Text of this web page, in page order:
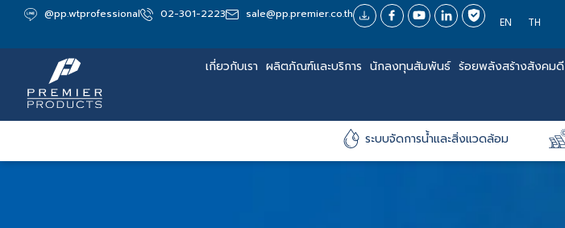
@pp.wtprofessional 02-301-2223 sale@pp.premier.co.th
EN TH
เกี่ยวกับเรา ผลิตภัณฑ์และบริการ นักลงทุนสัมพันธ์ ร้อยพลังสร้างสังคมดี
ระบบจัดการน้ำและสิ่งแวดล้อม